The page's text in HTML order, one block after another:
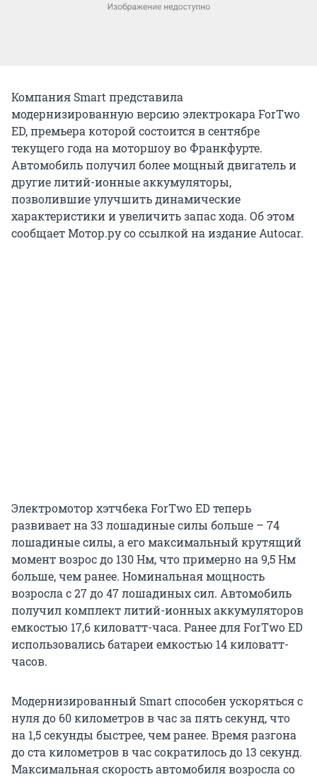
Компания Smart представила
модернизированную версию электрокара ForTwo
ED, премьера которой состоится в сентябре
текущего года на моторшоу во Франкфурте.
Автомобиль получил более мощный двигатель и
другие литий-ионные аккумуляторы,
позволившие улучшить динамические
характеристики и увеличить запас хода. Об этом
сообщает Мотор.ру со ссылкой на издание Autocar.
Электромотор хэтчбека ForTwo ED теперь
развивает на 33 лошадиные силы больше – 74
лошадиные силы, а его максимальный крутящий
момент возрос до 130 Нм, что примерно на 9,5 Нм
больше, чем ранее. Номинальная мощность
возросла с 27 до 47 лошадиных сил. Автомобиль
получил комплект литий-ионных аккумуляторов
емкостью 17,6 киловатт-часа. Ранее для ForTwo ED
использовались батареи емкостью 14 киловатт-
часов.
Модернизированный Smart способен ускоряться с
нуля до 60 километров в час за пять секунд, что
на 1,5 секунды быстрее, чем ранее. Время разгона
до ста километров в час сократилось до 13 секунд.
Максимальная скорость автомобиля возросла со